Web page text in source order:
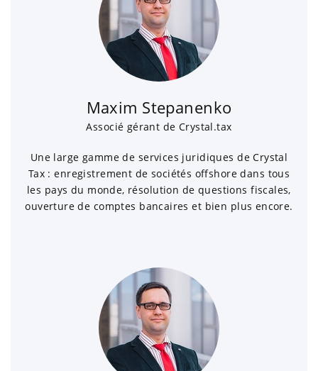
Maxim Stepanenko
Associé gérant de Crystal.tax
Une large gamme de services juridiques de Crystal
Tax : enregistrement de sociétés offshore dans tous
les pays du monde, résolution de questions fiscales,
ouverture de comptes bancaires et bien plus encore.